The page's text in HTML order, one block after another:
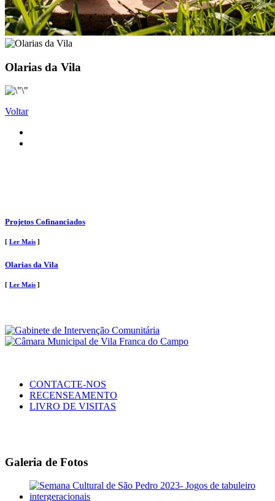
Olarias da Vila
Voltar
Projetos Cofinanciados
[ Ler Mais ]
Olarias da Vila
[ Ler Mais ]
CONTACTE-NOS
RECENSEAMENTO
LIVRO DE VISITAS
Galeria de Fotos